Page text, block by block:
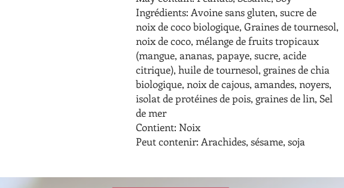
Ingrédients: Avoine sans gluten, sucre de
noix de coco biologique, Graines de tournesol,
noix de coco, mélange de fruits tropicaux
(mangue, ananas, papaye, sucre, acide
citrique), huile de tournesol, graines de chia
biologique, noix de cajous, amandes, noyers,
isolat de protéines de pois, graines de lin, Sel
de mer
Contient: Noix
Peut contenir: Arachides, sésame, soja